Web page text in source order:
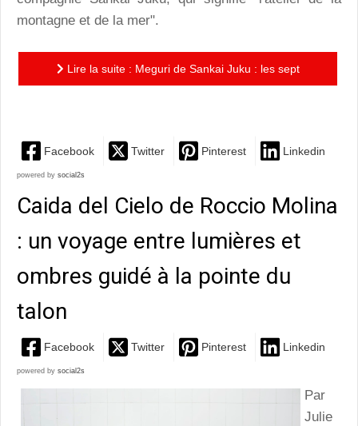
montagne et de la mer".
Lire la suite : Meguri de Sankai Juku : les sept
Facebook Twitter Pinterest Linkedin
powered by social2s
Caida del Cielo de Roccio Molina
: un voyage entre lumières et
ombres guidé à la pointe du
talon
Facebook Twitter Pinterest Linkedin
powered by social2s
Par
Julie